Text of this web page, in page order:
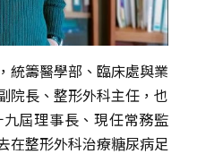
統籌醫學部、臨床處與業
院長、整形外科主任，也
屆理事長、現任常務監
在整形外科治療糖尿病足